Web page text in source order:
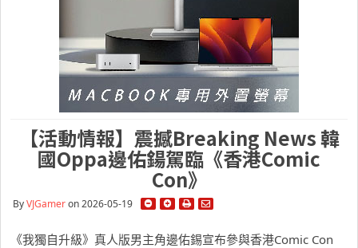
【活動情報】震撼Breaking News 韓
國Oppa邊佑鍚駕臨《香港Comic
Con》
ByVJGameron 2026-05-19
《我獨自升級》真人版男主角邊佑錫宣布參與香港Comic Con